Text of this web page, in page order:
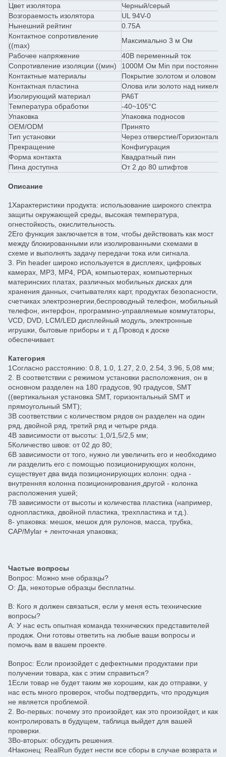
Цвет изолятора
Черный/серый
Возгораемость изолятора
UL 94V-0
Нынешний рейтинг
0.75А
Контактное сопротивление
((max)
Максимально 3 м Ом
Рабочее напряжение
40В переменный ток
Сопротивление изоляции ((мин)
1000M Ом Min при
Контактные материалы
Покрытие золотом и оловом
Контактная пластина
Олова или золото над никелем
Изолирующий материал
PA6T
Температура обработки
-40~105°C
Упаковка
Упаковка подносов
OEM/ODM
Принято
Тип установки
Через отверстие/
Прекращение
Конфигурация
Форма контакта
Квадратный пин
Пина доступна
От 2 до 80 штифтов
Описание
1Характеристики продукта: использование широкого спектра
защиты окружающей среды, высокая температура,
огнестойкость, окислительность.
2Его функция заключается в том, чтобы действовать как мост
между блокированными или изолированными схемами в
схеме и выполнять задачу передачи тока или сигнала.
3. Pin header широко используется в дисплеях, цифровых
камерах, MP3, MP4, PDA, компьютерах, компьютерных
материнских платах, различных мобильных дисках для
хранения данных, считывателях карт, продуктах безопасности,
счетчиках электроэнергии,беспроводный телефон, мобильный
телефон, интерфон, программно-управляемые коммутаторы,
VCD, DVD, LCM/LED дисплейный модуль, электронные
игрушки, бытовые приборы и т. д.Провод к доске
обеспечивает.
Категория
1Согласно расстоянию: 0.8, 1.0, 1.27, 2.0, 2.54, 3.96, 5,08 мм;
2. В соответствии с режимом установки расположения, он в
основном разделен на 180 градусов, 90 градусов, SMT
((вертикальная установка SMT, горизонтальный SMT и
прямоугольный SMT);
3В соответствии с количеством рядов он разделен на один
ряд, двойной ряд, третий ряд и четыре ряда.
4В зависимости от высоты: 1,0/1,5/2,5 мм;
5Количество швов: от 02 до 80;
6В зависимости от того, нужно ли увеличить его и необходимо
ли разделить его с помощью позиционирующих колонн,
существует два вида позиционирующих колонн: одна -
внутренняя колонна позиционирования,другой - колонка
расположения ушей;
7В зависимости от высоты и количества пластика (например,
однопластика, двойной пластика, трехпластика и т.д.).
8- упаковка: мешок, мешок для рулонов, масса, трубка,
CAP/Mylar + ленточная упаковка;
Частые вопросы
Вопрос: Можно мне образцы?
О: Да, некоторые образцы бесплатны.
В: Кого я должен связаться, если у меня есть технические
вопросы?
A: У нас есть опытная команда технических представителей
продаж. Они готовы ответить на любые ваши вопросы и
помочь вам в вашем проекте.
Вопрос: Если произойдет с дефектными продуктами при
получении товара, как с этим справиться?
1Если товар не будет таким же хорошим, как до отправки, у
нас есть много проверок, чтобы подтвердить, что продукция
не является проблемой.
2. Во-первых: почему это произойдет, как это произойдет, и как
контролировать в будущем, таблица выйдет для вашей
проверки.
3Во-вторых: обсудить решения.
4Наконец: RealRun будет нести все сборы в случае возврата и